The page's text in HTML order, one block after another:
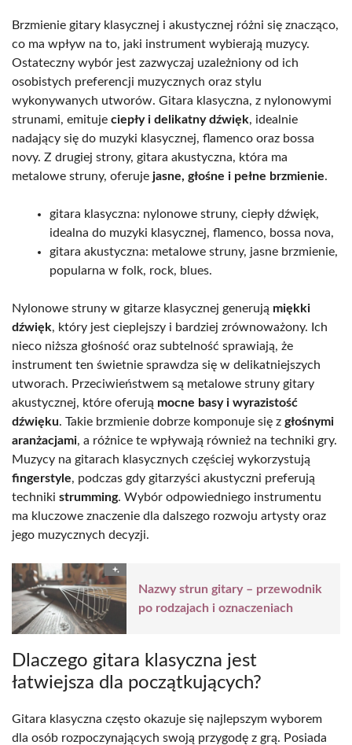
Brzmienie gitary klasycznej i akustycznej różni się znacząco,
co ma wpływ na to, jaki instrument wybierają muzycy.
Ostateczny wybór jest zazwyczaj uzależniony od ich
osobistych preferencji muzycznych oraz stylu
wykonywanych utworów. Gitara klasyczna, z nylonowymi
strunami, emituje ciepły i delikatny dźwięk, idealnie
nadający się do muzyki klasycznej, flamenco oraz bossa
novy. Z drugiej strony, gitara akustyczna, która ma
metalowe struny, oferuje jasne, głośne i pełne brzmienie.
gitara klasyczna: nylonowe struny, ciepły dźwięk,
idealna do muzyki klasycznej, flamenco, bossa nova,
gitara akustyczna: metalowe struny, jasne brzmienie,
popularna w folk, rock, blues.
Nylonowe struny w gitarze klasycznej generują miękki
dźwięk, który jest cieplejszy i bardziej zrównoważony. Ich
nieco niższa głośność oraz subtelność sprawiają, że
instrument ten świetnie sprawdza się w delikatniejszych
utworach. Przeciwieństwem są metalowe struny gitary
akustycznej, które oferują mocne basy i wyrazistość
dźwięku. Takie brzmienie dobrze komponuje się z głośnymi
aranżacjami, a różnice te wpływają również na techniki gry.
Muzycy na gitarach klasycznych częściej wykorzystują
fingerstyle, podczas gdy gitarzyści akustyczni preferują
techniki strumming. Wybór odpowiedniego instrumentu
ma kluczowe znaczenie dla dalszego rozwoju artysty oraz
jego muzycznych decyzji.
Nazwy strun gitary – przewodnik
po rodzajach i oznaczeniach
Dlaczego gitara klasyczna jest
łatwiejsza dla początkujących?
Gitara klasyczna często okazuje się najlepszym wyborem
dla osób rozpoczynających swoją przygodę z grą. Posiada